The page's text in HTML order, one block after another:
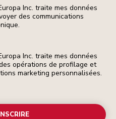
Inc. traite mes données
des communications
Inc. traite mes données
opérations de profilage et
marketing personnalisées.